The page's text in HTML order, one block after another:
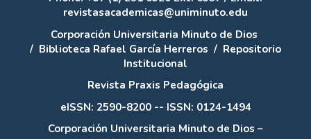
revistasacademicas@uniminuto.edu
Corporación Universitaria Minuto de Dios
/ Biblioteca Rafael García Herreros / Repositorio
Institucional
Revista Praxis Pedagógica
eISSN: 2590-8200 -- ISSN: 0124-1494
Corporación Universitaria Minuto de Dios –